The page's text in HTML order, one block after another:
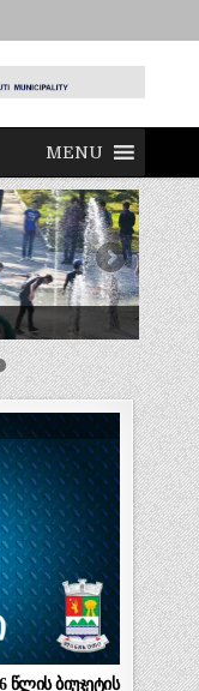
MENU
წლის ბიუჯეტის